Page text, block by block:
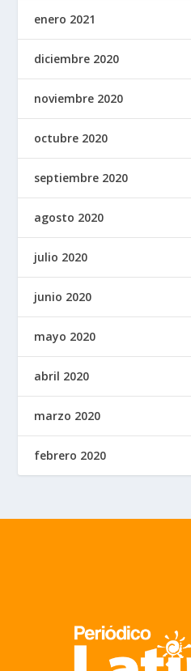
enero 2021
diciembre 2020
noviembre 2020
octubre 2020
septiembre 2020
agosto 2020
julio 2020
junio 2020
mayo 2020
abril 2020
marzo 2020
febrero 2020